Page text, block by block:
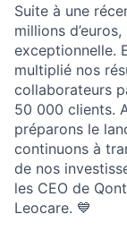
Suite à une
millions
exceptionnelle.
multiplié nos
collaborateurs
50 000 clients.
préparons le
continuons à
de nos
les CEO de
Leocare. 💙